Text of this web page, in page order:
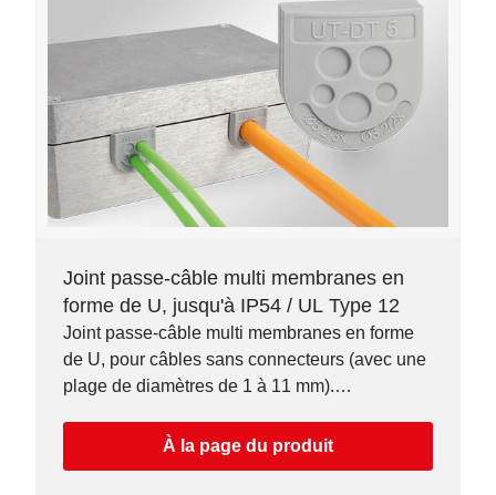
Joint passe-câble multi membranes en
forme de U, jusqu'à IP54 / UL Type 12
Joint passe-câble multi membranes en forme
de U, pour câbles sans connecteurs (avec une
plage de diamètres de 1 à 11 mm).
À la page du produit